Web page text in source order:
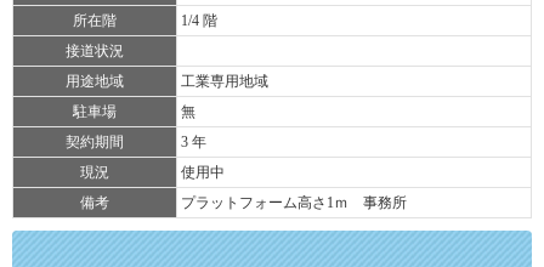
所在階
1/4 階
接道状況
用途地域
工業専用地域
駐車場
無
契約期間
3 年
現況
使用中
備考
プラットフォーム高さ1ｍ 事務所